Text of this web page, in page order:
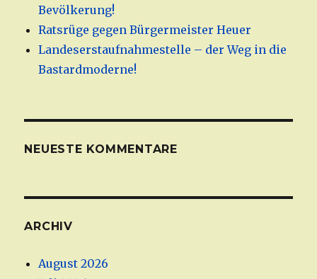
Bevölkerung!
Ratsrüge gegen Bürgermeister Heuer
Landeserstaufnahmestelle – der Weg in die
Bastardmoderne!
NEUESTE KOMMENTARE
ARCHIV
August 2026